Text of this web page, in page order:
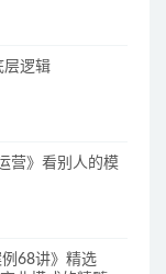
层逻辑
营》看别人的模
68讲》精选